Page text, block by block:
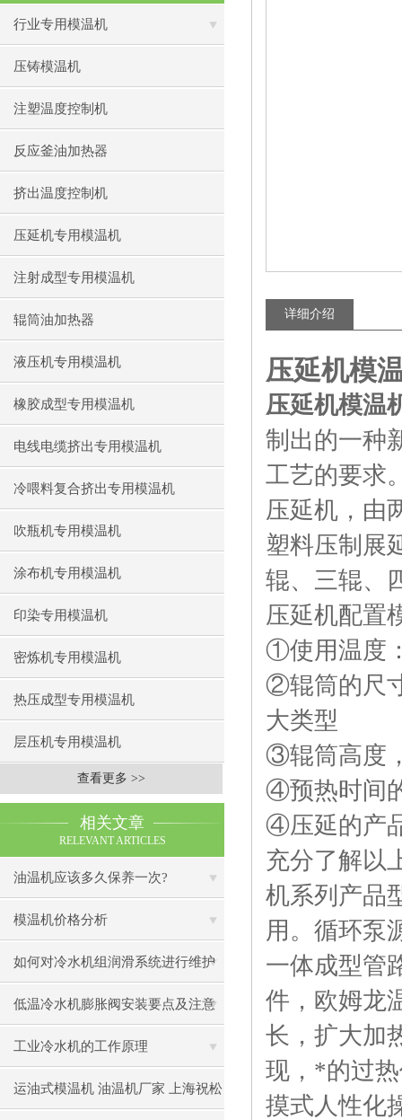
行业专用模温机
压铸模温机
注塑温度控制机
反应釜油加热器
挤出温度控制机
压延机专用模温机
注射成型专用模温机
辊筒油加热器
液压机专用模温机
橡胶成型专用模温机
电线电缆挤出专用模温机
冷喂料复合挤出专用模温机
吹瓶机专用模温机
涂布机专用模温机
印染专用模温机
密炼机专用模温机
热压成型专用模温机
层压机专用模温机
查看更多 >>
相关文章
RELEVANT ARTICLES
油温机应该多久保养一次?
模温机价格分析
如何对冷水机组润滑系统进行维护
低温冷水机膨胀阀安装要点及注意
事项
工业冷水机的工作原理
运油式模温机 油温机厂家 上海祝松
详细介绍
压延机模
压延机模温
制出的一种
工艺的要求
压延机，由
塑料压制展
辊、三辊、
压延机配置
①使用温度
②辊筒的尺
大类型
③辊筒高度
④预热时间
④压延的产
充分了解以
机系列产品
用。循环泵
一体成型管
件，欧姆龙
长，扩大加
现，*的过
摸式人性化